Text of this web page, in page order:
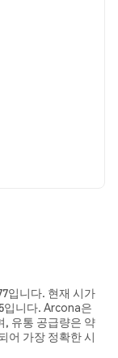
입니다. 현재 시가
입니다. Arcona은
, 유통 공급량은 약
어 가장 정확한 시